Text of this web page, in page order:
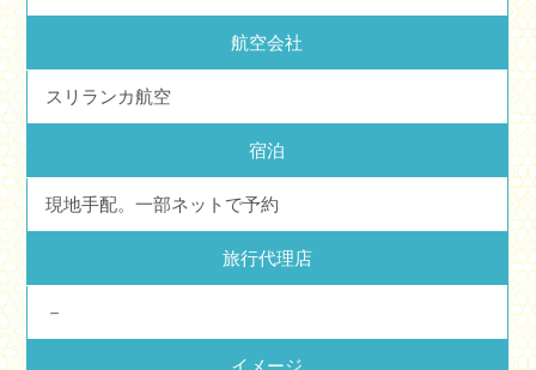
航空会社
スリランカ航空
宿泊
現地手配。一部ネットで予約
旅行代理店
－
イメージ